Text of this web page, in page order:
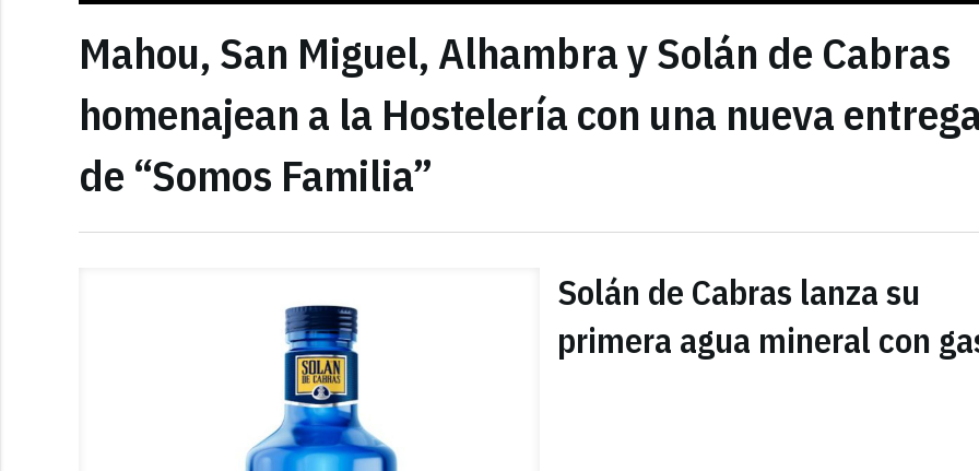
Mahou, San Miguel, Alhambra y Solán de Cabras
homenajean a la Hostelería con una nueva
de “Somos Familia”
Solán de Cabras lanza su
primera agua mineral con